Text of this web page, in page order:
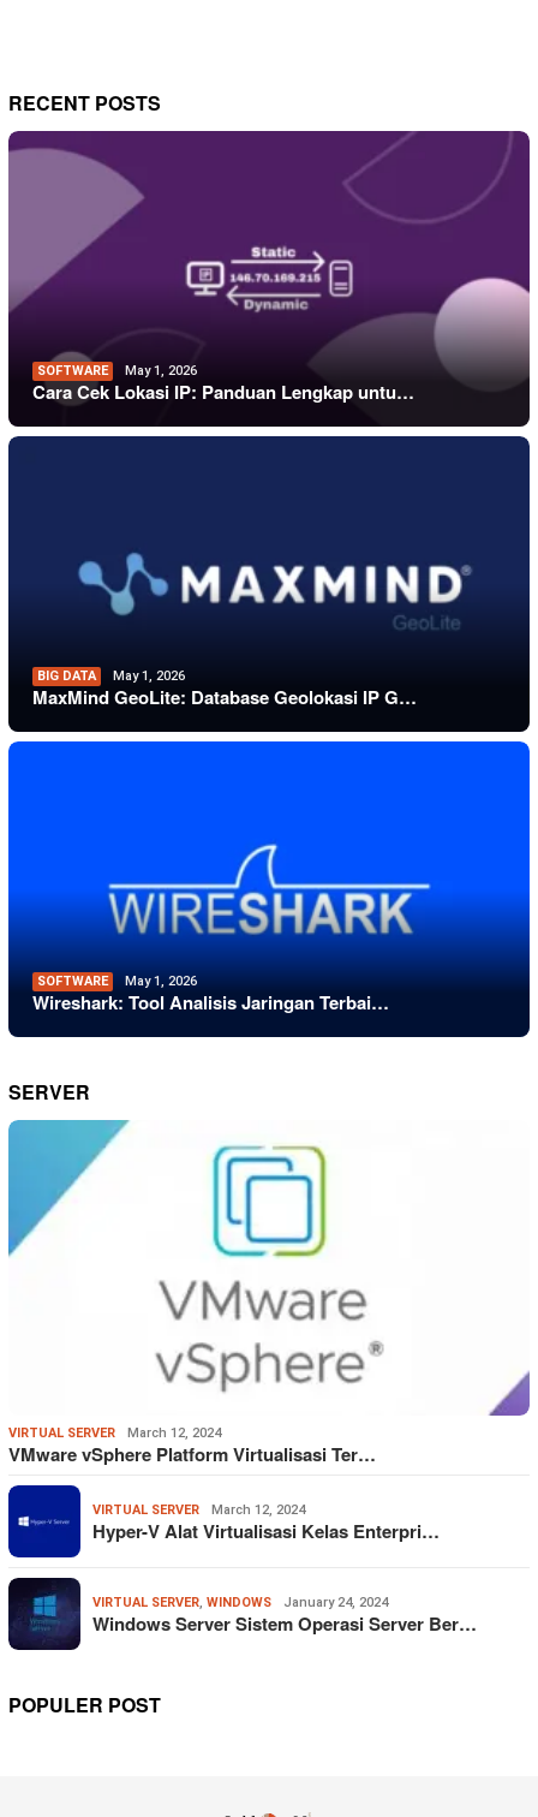
RECENT POSTS
SOFTWARE May 1, 2026
Cara Cek Lokasi IP: Panduan Lengkap untu…
BIG DATA May 1, 2026
MaxMind GeoLite: Database Geolokasi IP G…
SOFTWARE May 1, 2026
Wireshark: Tool Analisis Jaringan Terbai…
SERVER
VIRTUAL SERVER March 12, 2024
VMware vSphere Platform Virtualisasi Ter…
VIRTUAL SERVER March 12, 2024
Hyper-V Alat Virtualisasi Kelas Enterpri…
VIRTUAL SERVER, WINDOWS January 24, 2024
Windows Server Sistem Operasi Server Ber…
POPULER POST